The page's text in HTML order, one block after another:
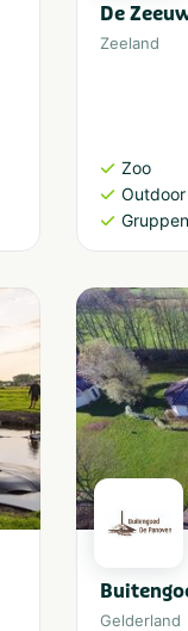
De
Zeeland
Zoo
Gruppen
Gelderland